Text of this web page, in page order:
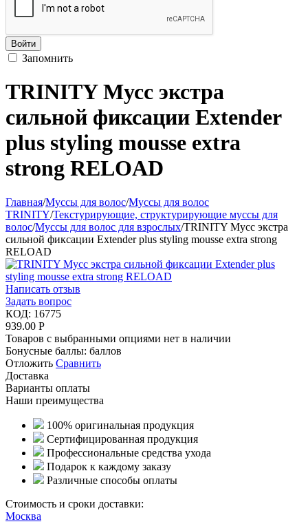
Войти
Запомнить
TRINITY Мусс экстра
сильной фиксации Еxtender
plus styling mousse extra
strong RELOAD
Главная/Муссы для волос/Муссы для волос
TRINITY/Текстурирующие, структурирующие муссы для
волос/Муссы для волос для взрослых/TRINITY Мусс экстра
сильной фиксации Еxtender plus styling mousse extra strong
RELOAD
Написать отзыв
Задать вопрос
КОД: 16775
939.00 Р
Товаров с выбранными опциями нет в наличии
Бонусные баллы: баллов
Отложить Сравнить
Доставка
Варианты оплаты
Наши преимущества
100% оригинальная продукция
Сертифицированная продукция
Профессиональные средства ухода
Подарок к каждому заказу
Различные способы оплаты
Стоимость и сроки доставки:
Москва